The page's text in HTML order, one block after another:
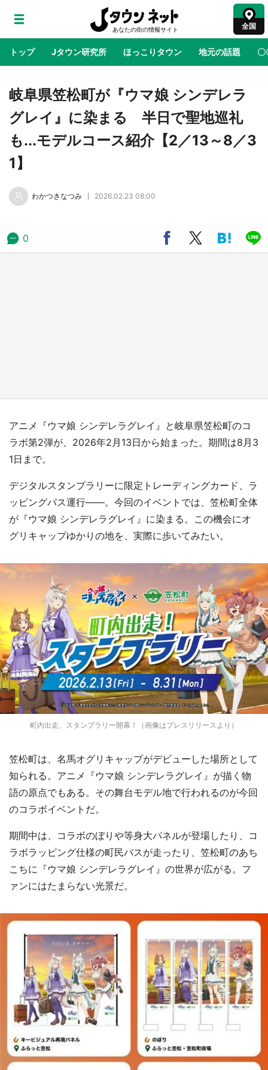
全国
トップ Jタウン研究所 ほっこりタウン 地元の話題 〇
地域×二次元 絶景 あの時はありがとう 物語がはじ
ラプラス・ダークネスが栃木県を征服！？ 県
公式プロモ動画で「聖地」が生産されてます
む 六本木ヒルズ展望台でコラボ、本邦初公開
日向翔陽＆影山飛雄が笹かまを食べる！ アニ
メ『ハイキュー！！』×老舗「鐘崎」コラボで
岐阜県笠松町が『ウマ娘 シンデレラ
グレイ』に染まる 半日で聖地巡礼
も...モデルコース紹介【2／13～8／3
1】
わかつきなつみ 2026.02.23 08:00
0
アニメ『ウマ娘 シンデレラグレイ』と岐阜県笠松町のコ
ラボ第2弾が、2026年2月13日から始まった。期間は8月3
1日まで。
デジタルスタンプラリーに限定トレーディングカード、ラ
ッピングバス運行――。今回のイベントでは、笠松町全体
が『ウマ娘 シンデレラグレイ』に染まる。この機会にオ
グリキャップゆかりの地を、実際に歩いてみたい。
町内出走、スタンプラリー開幕！（画像はプレスリリースより）
笠松町は、名馬オグリキャップがデビューした場所として
知られる。アニメ『ウマ娘 シンデレラグレイ』が描く物
語の原点でもある。その舞台モデル地で行われるのが今回
のコラボイベントだ。
期間中は、コラボのぼりや等身大パネルが登場したり、コ
ラボラッピング仕様の町民バスが走ったり、笠松町のあち
こちに『ウマ娘 シンデレラグレイ』の世界が広がる。フ
ァンにはたまらない光景だ。